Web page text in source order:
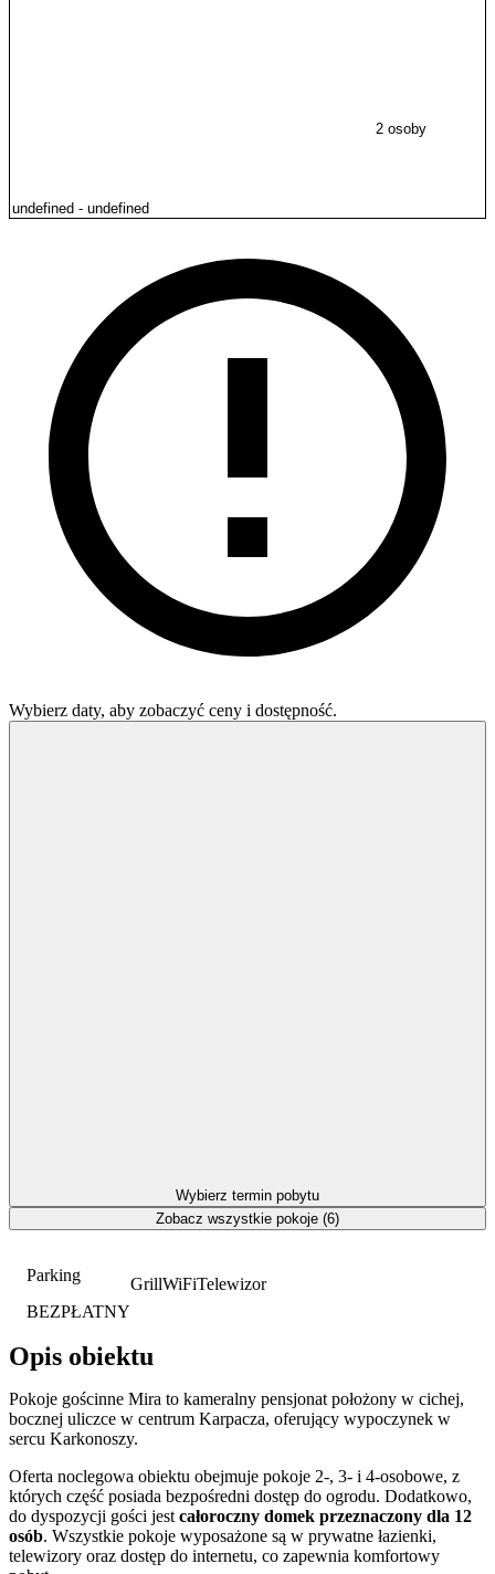
Parking
BEZPŁATNY
GrillWiFiTelewizor
Opis obiektu
Pokoje gościnne Mira to kameralny pensjonat położony w cichej,
bocznej uliczce w centrum Karpacza, oferujący wypoczynek w
sercu Karkonoszy.
Oferta noclegowa obiektu obejmuje pokoje 2-, 3- i 4-osobowe, z
których część posiada bezpośredni dostęp do ogrodu. Dodatkowo,
do dyspozycji gości jestcałoroczny domek przeznaczony dla 12
osób. Wszystkie pokoje wyposażone są w prywatne łazienki,
telewizory oraz dostęp do internetu, co zapewnia komfortowy
2 osoby
Wybierz daty, aby zobaczyć ceny i dostępność.
Wybierz termin pobytu
Zobacz wszystkie pokoje (6)